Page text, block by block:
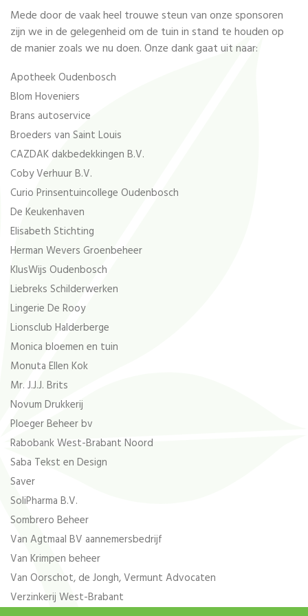
Mede door de vaak heel trouwe steun van onze sponsoren
zijn we in de gelegenheid om de tuin in stand te houden op
de manier zoals we nu doen. Onze dank gaat uit naar:
Apotheek Oudenbosch
Blom Hoveniers
Brans autoservice
Broeders van Saint Louis
CAZDAK dakbedekkingen B.V.
Coby Verhuur B.V.
Curio Prinsentuincollege Oudenbosch
De Keukenhaven
Elisabeth Stichting
Herman Wevers Groenbeheer
KlusWijs Oudenbosch
Liebreks Schilderwerken
Lingerie De Rooy
Lionsclub Halderberge
Monica bloemen en tuin
Monuta Ellen Kok
Mr. J.J.J. Brits
Novum Drukkerij
Ploeger Beheer bv
Rabobank West-Brabant Noord
Saba Tekst en Design
Saver
SoliPharma B.V.
Sombrero Beheer
Van Agtmaal BV aannemersbedrijf
Van Krimpen beheer
Van Oorschot, de Jongh, Vermunt Advocaten
Verzinkerij West-Brabant